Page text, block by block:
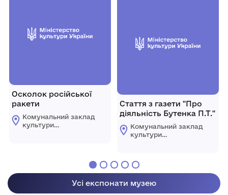
Осколок російської
ракети
Комунальний заклад
культури
Стаття з газети "Про
діяльність Бутенка П.Т."
Комунальний заклад
культури
селищної ради
Усі експонати музею